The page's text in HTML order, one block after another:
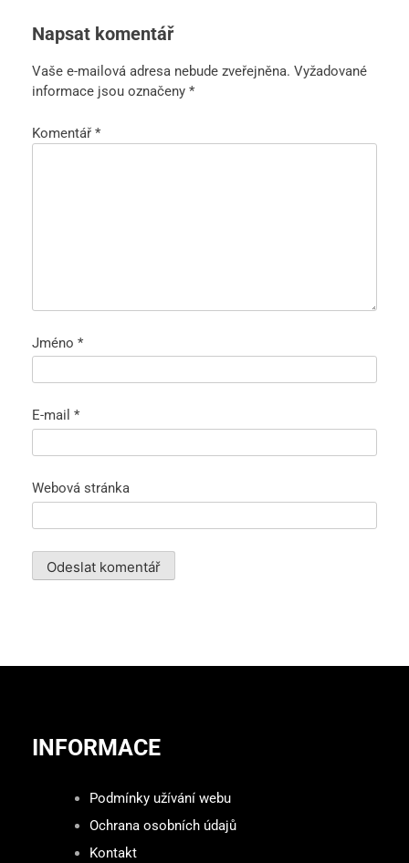
Napsat komentář
Vaše e-mailová adresa nebude zveřejněna. Vyžadované
informace jsou označeny *
Komentář *
Jméno *
E-mail *
Webová stránka
INFORMACE
Podmínky užívání webu
Ochrana osobních údajů
Kontakt